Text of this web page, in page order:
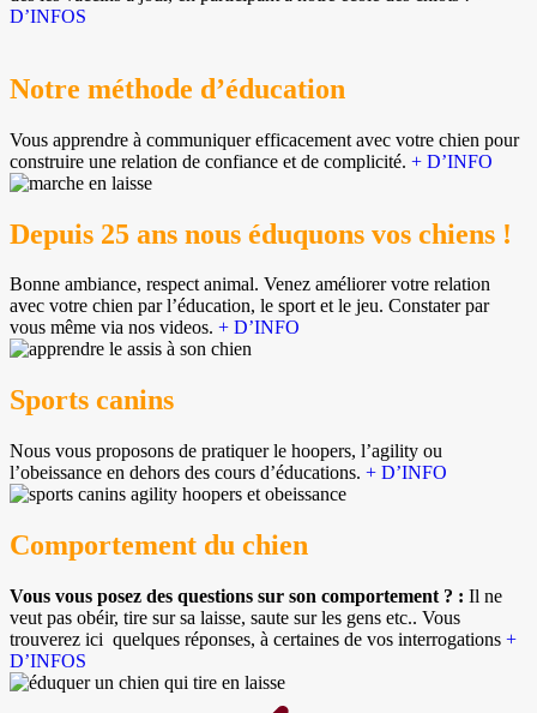
D’INFOS
Notre méthode d’éducation
Vous apprendre à communiquer efficacement avec votre chien pour
construire une relation de confiance et de complicité. + D’INFO
Depuis 25 ans nous éduquons vos chiens !
Bonne ambiance, respect animal. Venez améliorer votre relation
avec votre chien par l’éducation, le sport et le jeu. Constater par
vous même via nos videos. + D’INFO
Sports canins
Nous vous proposons de pratiquer le hoopers, l’agility ou
l’obeissance en dehors des cours d’éducations. + D’INFO
Comportement du chien
Vous vous posez des questions sur son comportement ? : Il ne
veut pas obéir, tire sur sa laisse, saute sur les gens etc.. Vous
trouverez ici quelques réponses, à certaines de vos interrogations +
D’INFOS